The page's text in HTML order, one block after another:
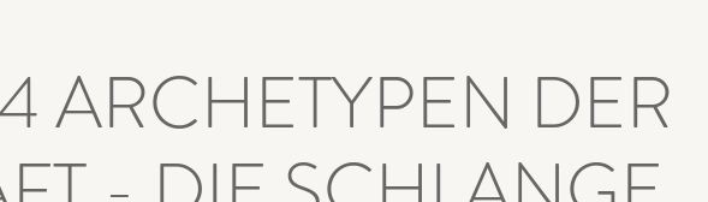
ARCHETYPEN DER